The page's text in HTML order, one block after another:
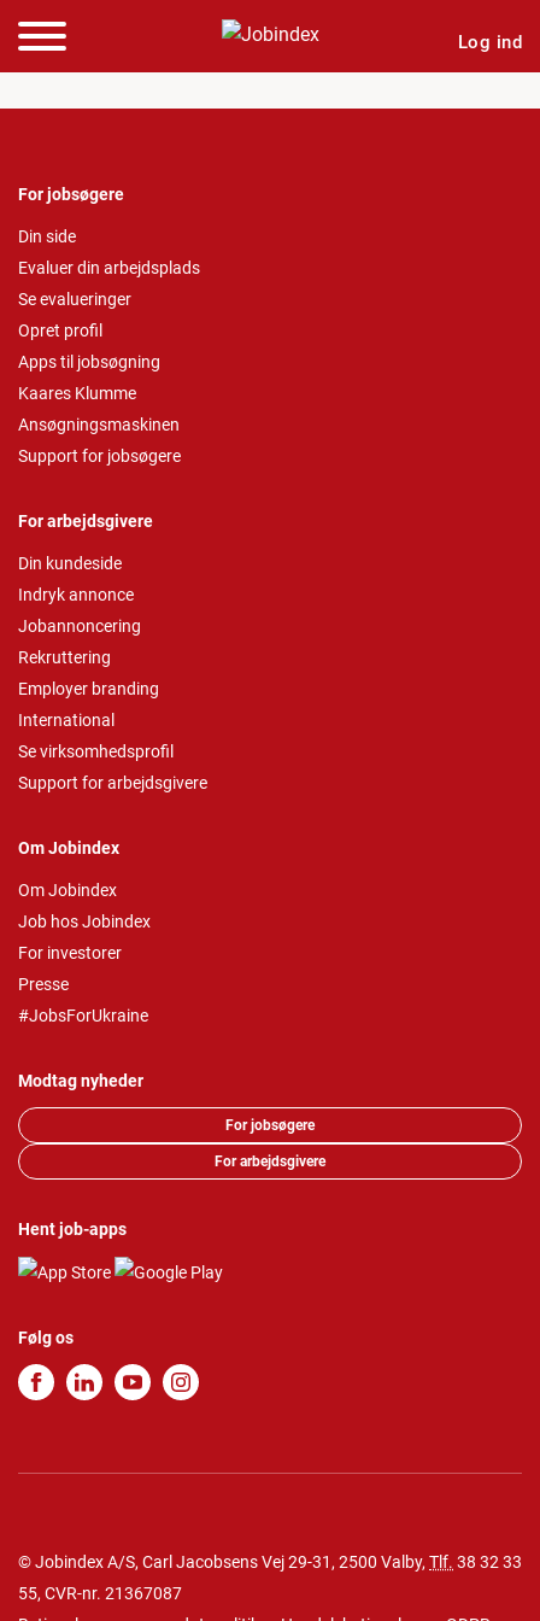
Log ind
For jobsøgere
Din side
Evaluer din arbejdsplads
Se evalueringer
Opret profil
Apps til jobsøgning
Kaares Klumme
Ansøgningsmaskinen
Support for jobsøgere
For arbejdsgivere
Din kundeside
Indryk annonce
Jobannoncering
Rekruttering
Employer branding
International
Se virksomhedsprofil
Support for arbejdsgivere
Om Jobindex
Om Jobindex
Job hos Jobindex
For investorer
Presse
#JobsForUkraine
Modtag nyheder
For jobsøgere
For arbejdsgivere
Hent job-apps
Følg os
© Jobindex A/S, Carl Jacobsens Vej 29-31, 2500 Valby, Tlf. 38 32 33
55, CVR-nr. 21367087